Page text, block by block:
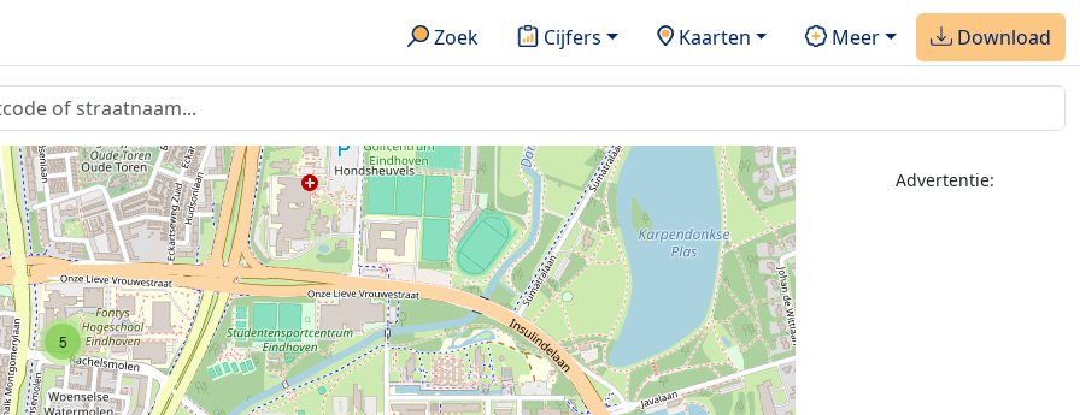
Zoek Cijfers Kaarten Meer Download
5
Advertentie: